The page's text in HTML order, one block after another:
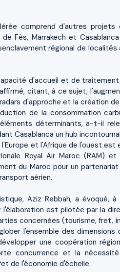
comprend d'autres projets
Fès, Marrakech et
régional de
d'accueil et de
citant, à ce sujet,
d'approche et la création
de la consommation
déterminants, a-t-il
Casablanca un hub
et l'Afrique de l'ouest est
Royal Air Maroc (RAM)
du Maroc pour un
aérien.
Aziz Rebbah, a évoqué,
est pilotée par la
concernées (tourisme, fret,
l'ensemble des
une coopération
concurrence et la
de l'économie d'échelle.